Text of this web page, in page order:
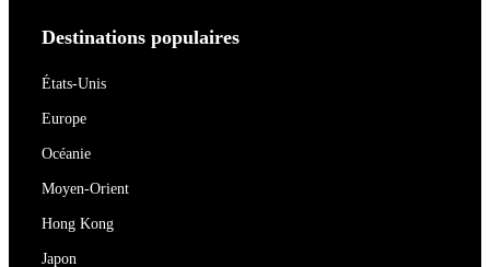
Destinations populaires
États-Unis
Europe
Océanie
Moyen-Orient
Hong Kong
Japon